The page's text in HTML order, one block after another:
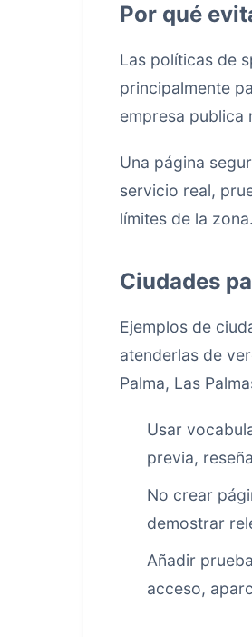
Por qué
Las políticas de
principalmente
empresa publica
Una página
servicio real,
límites de la zona.
Ciudades
Ejemplos de
atenderlas de
Palma, Las
Usar
previa,
No crear
demostrar
Añadir
acceso,